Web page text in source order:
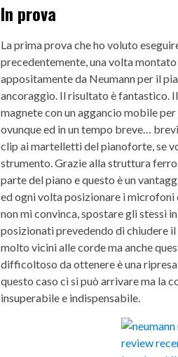
In prova
La prima prova che ho voluto
precedentemente, una volta
appositamente da Neumann per il
ancoraggio. Il risultato è fantastico.
magnete con un aggancio mobile
ovunque ed in un tempo breve…
clip ai martelletti del pianoforte, se
strumento. Grazie alla struttura
parte del piano e questo è un
ed ogni volta posizionare i microfoni
non mi convinca, spostare gli stessi
posizionati prevedendo di chiudere
molto vicini alle corde ma anche
difficoltoso da ottenere è una ripresa
questo caso ci si può arrivare ma la
insuperabile e indispensabile.